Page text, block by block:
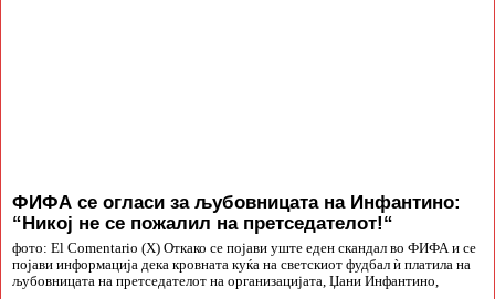
ФИФА се огласи за љубовницата на Инфантино:
“Никој не се пожалил на претседателот!“
фото: El Comentario (X) Откако се појави уште еден скандал во ФИФА и се
појави информација дека кровната куќа на светскиот фудбал ѝ платила на
љубовницата на претседателот на организацијата, Џани Инфантино,